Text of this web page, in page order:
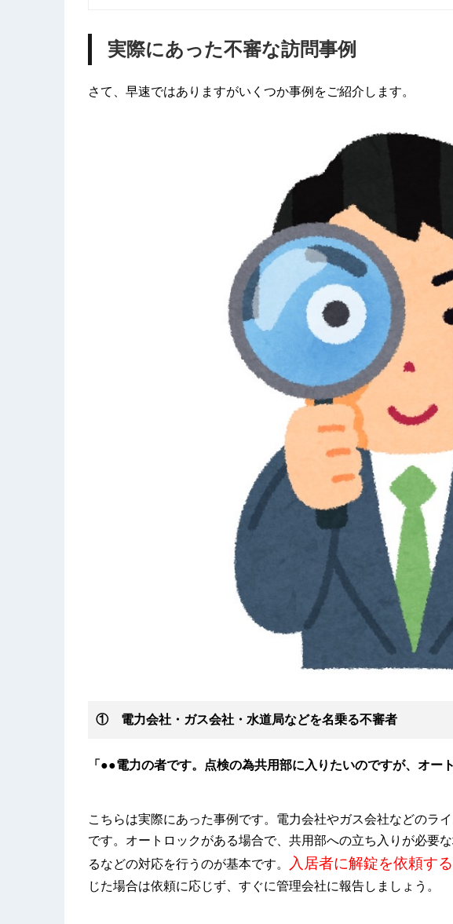
実際にあった不審な訪問事例
さて、早速ではありますがいくつか事例をご紹介します。
① 電力会社・ガス会社・水道局などを名乗る不審者
「●●電力の者です。点検の為共用部に入りたいのですが、オー
こちらは実際にあった事例です。電力会社やガス会社などのラ
です。オートロックがある場合で、共用部への立ち入りが必要
るなどの対応を行うのが基本です。
入居者に解錠を依頼す
じた場合は依頼に応じず、すぐに管理会社に報告しましょう。